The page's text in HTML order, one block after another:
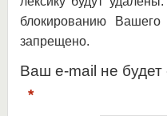
блокированию
запрещено.
Ваш e-mail не
*